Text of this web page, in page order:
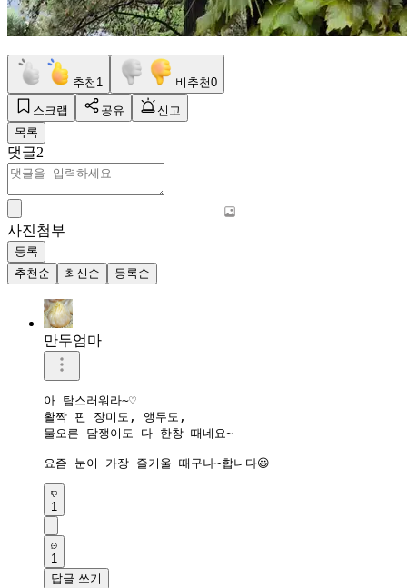
추천 1 비추천0
스크랩 공유
신고
목록
댓글2
사진첨부
등록
추천순
최신순 등록순
만두엄마
아 탐스러워라~♡
활짝 핀 장미도, 앵두도,
물오른 담쟁이도 다 한창 때네요~
1
1
답글 쓰기